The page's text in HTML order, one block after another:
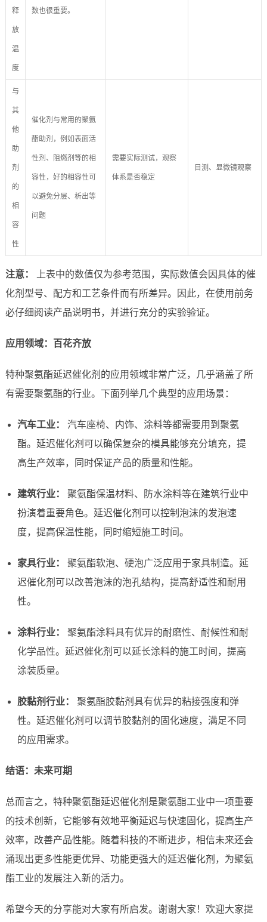
释
放
温
度
数也很重要。
与
其
他
助
剂
的
相
容
性
催化剂与常用的聚氨
酯助剂，例如表面活
性剂、阻燃剂等的相
容性，好的相容性可
以避免分层、析出等
问题
需要实际测试，观察
体系是否稳定
目测、显微镜观察
注意：
上表中的数值仅为参考范围，实际数值会因具体的催
化剂型号、配方和工艺条件而有所差异。因此，在使用前务
必仔细阅读产品说明书，并进行充分的实验验证。
应用领域：百花齐放
特种聚氨酯延迟催化剂的应用领域非常广泛，几乎涵盖了所
有需要聚氨酯的行业。下面列举几个典型的应用场景：
汽车工业：
汽车座椅、内饰、涂料等都需要用到聚氨
酯。延迟催化剂可以确保复杂的模具能够充分填充，提
高生产效率，同时保证产品的质量和性能。
建筑行业：
聚氨酯保温材料、防水涂料等在建筑行业中
扮演着重要角色。延迟催化剂可以控制泡沫的发泡速
度，提高保温性能，同时缩短施工时间。
家具行业：
聚氨酯软泡、硬泡广泛应用于家具制造。延
迟催化剂可以改善泡沫的泡孔结构，提高舒适性和耐用
性。
涂料行业：
聚氨酯涂料具有优异的耐磨性、耐候性和耐
化学品性。延迟催化剂可以延长涂料的施工时间，提高
涂装质量。
胶黏剂行业：
聚氨酯胶黏剂具有优异的粘接强度和弹
性。延迟催化剂可以调节胶黏剂的固化速度，满足不同
的应用需求。
结语：未来可期
总而言之，特种聚氨酯延迟催化剂是聚氨酯工业中一项重要
的技术创新，它能够有效地平衡延迟与快速固化，提高生产
效率，改善产品性能。随着科技的不断进步，相信未来还会
涌现出更多性能更优异、功能更强大的延迟催化剂，为聚氨
酯工业的发展注入新的活力。
希望今天的分享能对大家有所启发。谢谢大家！欢迎大家提